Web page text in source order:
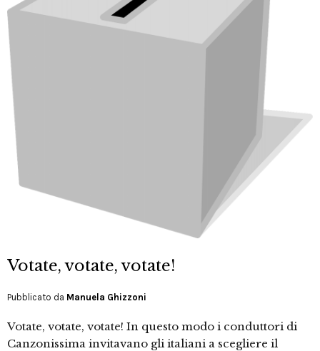
Votate, votate, votate!
Pubblicato da Manuela Ghizzoni
Votate, votate, votate! In questo modo i conduttori di
Canzonissima invitavano gli italiani a scegliere il